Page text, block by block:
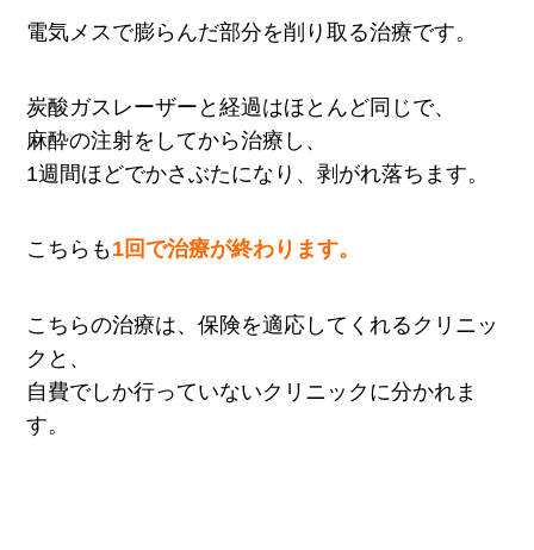
電気メスで膨らんだ部分を削り取る治療です。
炭酸ガスレーザーと経過はほとんど同じで、
麻酔の注射をしてから治療し、
1週間ほどでかさぶたになり、剥がれ落ちます。
こちらも1回で治療が終わります。
こちらの治療は、保険を適応してくれるクリニッ
クと、
自費でしか行っていないクリニックに分かれま
す。